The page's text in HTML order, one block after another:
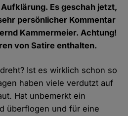
Es geschah jetzt,
persönlicher Kommentar
Kammermeier. Achtung!
von Satire enthalten.
Ist es wirklich schon so
haben viele verdutzt auf
Hat unbemerkt ein
überflogen und für eine